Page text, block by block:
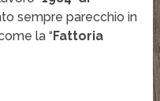
sempre parecchio in
la “Fattoria